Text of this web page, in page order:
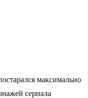
максимально
сериала